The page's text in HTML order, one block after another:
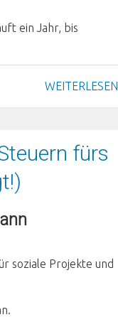
ein Jahr, bis
WEITERLESEN
fürs
soziale Projekte und